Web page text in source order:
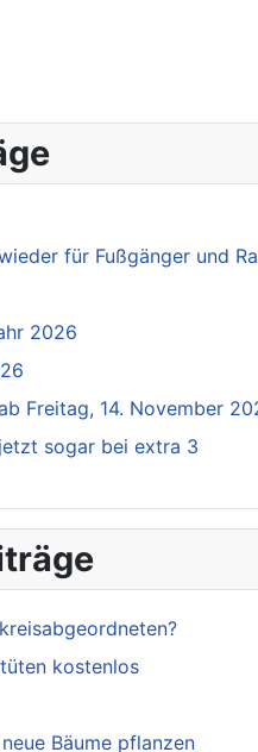
für Fußgänger und
2026
Freitag, 14. November
sogar bei extra 3
kostenlos
Bäume pflanzen